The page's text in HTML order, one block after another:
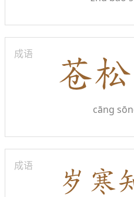
成语
cāng
成语